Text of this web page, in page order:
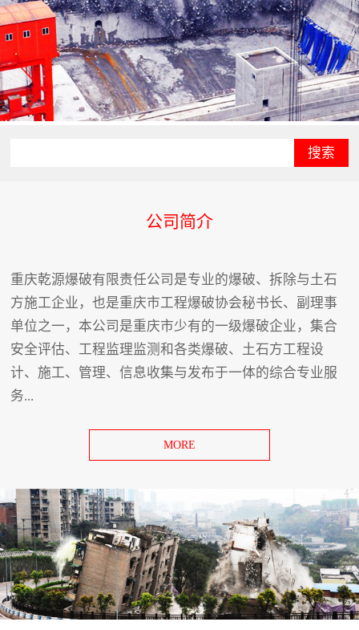
搜索
公司简介
重庆乾源爆破有限责任公司是专业的爆破、拆除与土石
方施工企业，也是重庆市工程爆破协会秘书长、副理事
单位之一，本公司是重庆市少有的一级爆破企业，集合
安全评估、工程监理监测和各类爆破、土石方工程设
计、施工、管理、信息收集与发布于一体的综合专业服
务...
MORE